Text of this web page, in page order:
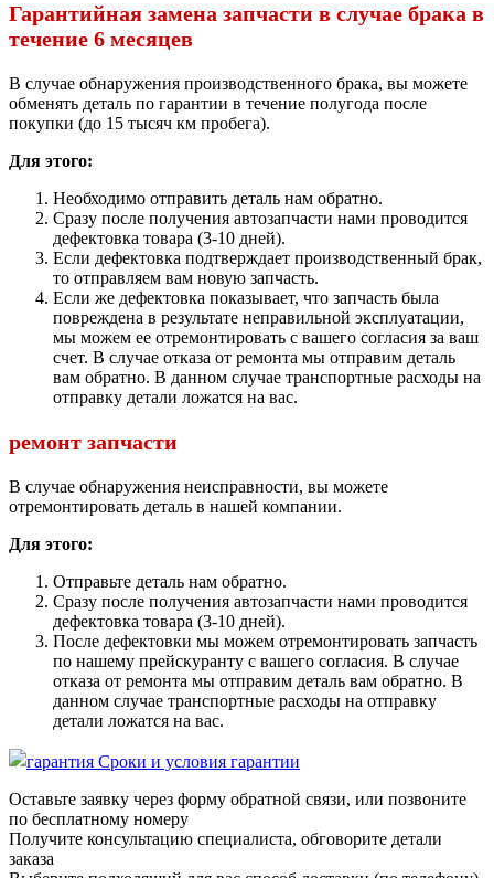
Гарантийная замена запчасти в случае брака в
течение 6 месяцев
В случае обнаружения производственного брака, вы можете
обменять деталь по гарантии в течение полугода после
покупки (до 15 тысяч км пробега).
Для этого:
Необходимо отправить деталь нам обратно.
Сразу после получения автозапчасти нами проводится
дефектовка товара (3-10 дней).
Если дефектовка подтверждает производственный брак,
то отправляем вам новую запчасть.
Если же дефектовка показывает, что запчасть была
повреждена в результате неправильной эксплуатации,
мы можем ее отремонтировать с вашего согласия за ваш
счет. В случае отказа от ремонта мы отправим деталь
вам обратно. В данном случае транспортные расходы на
отправку детали ложатся на вас.
ремонт запчасти
В случае обнаружения неисправности, вы можете
отремонтировать деталь в нашей компании.
Для этого:
Отправьте деталь нам обратно.
Сразу после получения автозапчасти нами проводится
дефектовка товара (3-10 дней).
После дефектовки мы можем отремонтировать запчасть
по нашему прейскуранту с вашего согласия. В случае
отказа от ремонта мы отправим деталь вам обратно. В
данном случае транспортные расходы на отправку
детали ложатся на вас.
Сроки и условия гарантии
Оставьте заявку через форму обратной связи, или позвоните
по бесплатному номеру
Получите консультацию специалиста, обговорите детали
заказа